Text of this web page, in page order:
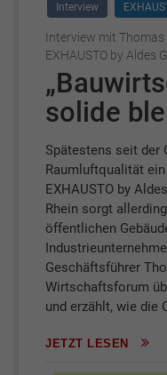
Interview
Interview mit
EXHAUSTO by Aldes
solide
Spätestens seit der
Raumluftqualität
EXHAUSTO by
Rhein sorgt
öffentlichen
Geschäftsführer
Wirtschaftsforum
und erzählt, wie die
JETZT LESEN